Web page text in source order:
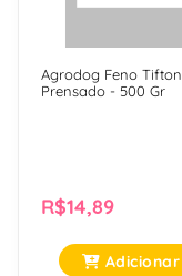
Agrodog Feno Tifton
Prensado - 500 Gr
R$14,89
Adicionar